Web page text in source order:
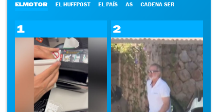
ELMOTOR EL HUFFPOST EL PAÍS AS CADENA SER
1 2